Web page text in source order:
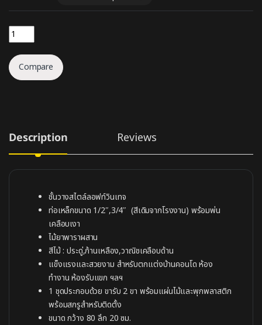
ชั้นวางสไตล์ลอฟท์วินเทจ quantity
Compare
Description Reviews
ชั้นวางสไตล์ลอฟท์วินเทจ
ท่อเหล็กขนาด 1/2″,3/4″ (สีเดิมจากโรงงาน) พร้อมพ่น
เคลือบเงา
ไม้ยาพาราผสาน
สีไม้ : ประดู่,ก้านเหลือง,วาณิชเคลือบด้าน
แข็งแรงและสวยงาม สำหรับตกแต่งบ้านคอนโด ห้อง
ทำงาน ห้องรับแขก ฯลฯ
1 ชุดประกอบด้วย ขารับ 2 ขา พร้อมแผ่นไม้และพุกพลาสติก
พร้อมสกรูสำหรับติดตั้ง
ขนาด กว้าง 80 ลึก 20 ซม.